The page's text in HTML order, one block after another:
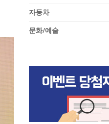
자동차
문화/예술